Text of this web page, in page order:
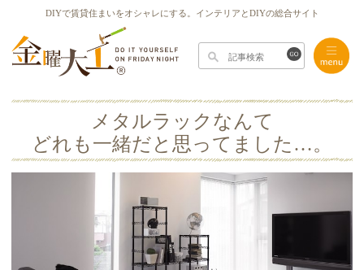
DIYで賃貸住まいをオシャレにする。インテリアとDIYの総合サイト
メタルラックなんて
どれも一緒だと思ってました…。